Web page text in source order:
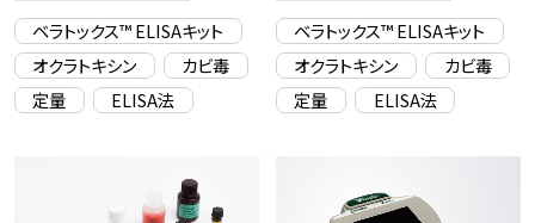
ベラトックス™ ELISAキット
オクラトキシン
カビ毒
定量
ELISA法
ベラトックス™ ELISAキット
オクラトキシン
カビ毒
定量
ELISA法